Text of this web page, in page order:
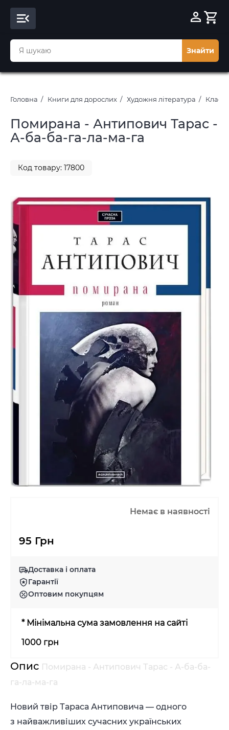
Знайти
Головна Книги для дорослих Художня література
Помирана - Антипович Тарас -
А-ба-ба-га-ла-ма-га
Код товару: 17800
Немає в наявності
95 Грн
Доставка і оплата
Гарантії
Оптовим покупцям
* Мінімальна сума замовлення на сайті
1000 грн
Опис Помирана - Антипович Тарас - А-ба-ба-
га-ла-ма-га
Новий твір Тараса Антиповича — одного
з найважливіших сучасних українських